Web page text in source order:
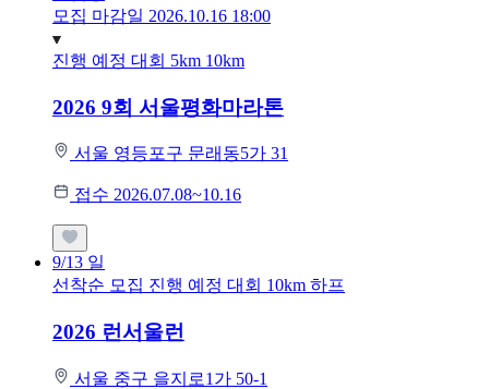
모집 마감일 2026.10.16 18:00
진행 예정 대회 5km 10km
2026 9회 서울평화마라톤
서울 영등포구 문래동5가 31
접수 2026.07.08~10.16
9/13 일
선착순 모집 진행 예정 대회 10km 하프
2026 런서울런
서울 중구 을지로1가 50-1